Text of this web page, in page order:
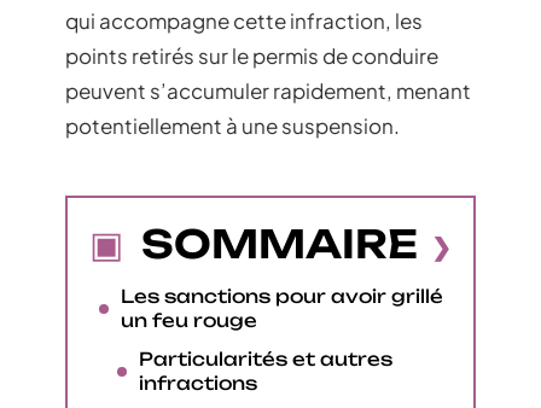
qui accompagne cette infraction, les
points retirés sur le permis de conduire
peuvent s’accumuler rapidement, menant
potentiellement à une suspension.
SOMMAIRE
Les sanctions pour avoir grillé
un feu rouge
Particularités et autres
infractions